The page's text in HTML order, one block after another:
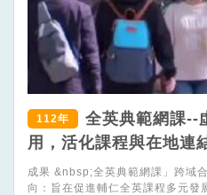
112年
全英典範網課--
用，活化課程與在地連
成果 &nbsp;全英典範網課」跨域合作之校務整合型子計畫推動方
向：旨在促進輔仁全英課程多元發